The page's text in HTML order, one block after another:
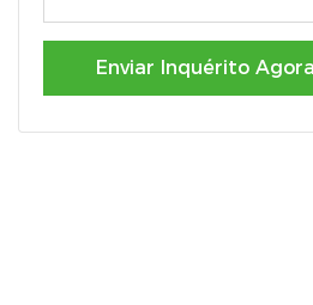
Enviar Inquérito Agora